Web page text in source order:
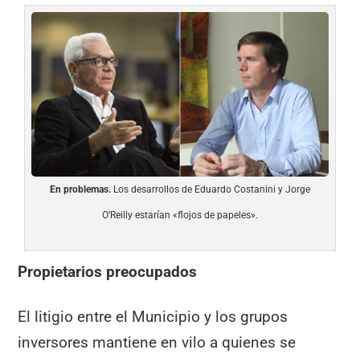
En problemas.Los desarrollos de Eduardo Costanini y Jorge
O’Reilly estarían «flojos de papeles».
Propietarios preocupados
El litigio entre el Municipio y los grupos
inversores mantiene en vilo a quienes se